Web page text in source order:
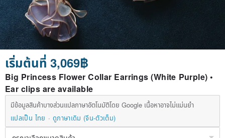
เริ่มต้นที่ 3,069฿
Big Princess Flower Collar Earrings (White Purple) •
Ear clips are available
มีข้อมูลสินค้าบางส่วนแปลภาษาอัตโนมัติโดย Google เนื้อหาอาจไม่แม่นยำ
แปลเป็น ไทย
ดูภาษาเดิม (จีน-ตัวเต็ม)